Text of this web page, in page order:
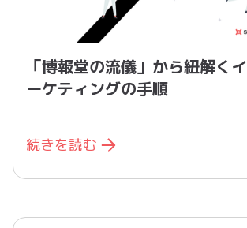
「博報堂の流儀」から紐解く
ーケティングの手順
続きを読む